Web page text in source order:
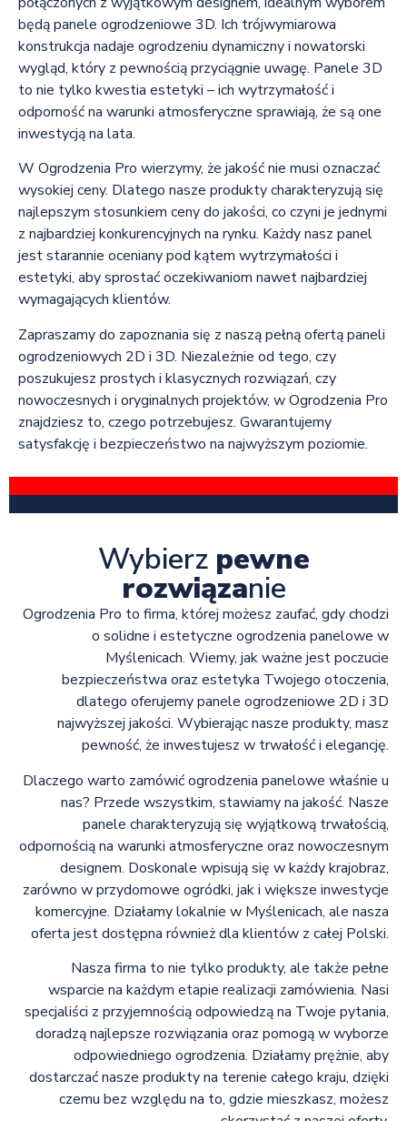
będą panele ogrodzeniowe 3D. Ich trójwymiarowa
konstrukcja nadaje ogrodzeniu dynamiczny i nowatorski
wygląd, który z pewnością przyciągnie uwagę. Panele 3D
to nie tylko kwestia estetyki – ich wytrzymałość i
odporność na warunki atmosferyczne sprawiają, że są one
inwestycją na lata.
W Ogrodzenia Pro wierzymy, że jakość nie musi oznaczać
wysokiej ceny. Dlatego nasze produkty charakteryzują się
najlepszym stosunkiem ceny do jakości, co czyni je jednymi
z najbardziej konkurencyjnych na rynku. Każdy nasz panel
jest starannie oceniany pod kątem wytrzymałości i
estetyki, aby sprostać oczekiwaniom nawet najbardziej
wymagających klientów.
Zapraszamy do zapoznania się z naszą pełną ofertą paneli
ogrodzeniowych 2D i 3D. Niezależnie od tego, czy
poszukujesz prostych i klasycznych rozwiązań, czy
nowoczesnych i oryginalnych projektów, w Ogrodzenia Pro
znajdziesz to, czego potrzebujesz. Gwarantujemy
satysfakcję i bezpieczeństwo na najwyższym poziomie.
Wybierz pewne
rozwiązanie
Ogrodzenia Pro to firma, której możesz zaufać, gdy chodzi
o solidne i estetyczne ogrodzenia panelowe w
Myślenicach. Wiemy, jak ważne jest poczucie
bezpieczeństwa oraz estetyka Twojego otoczenia,
dlatego oferujemy panele ogrodzeniowe 2D i 3D
najwyższej jakości. Wybierając nasze produkty, masz
pewność, że inwestujesz w trwałość i elegancję.
Dlaczego warto zamówić ogrodzenia panelowe właśnie u
nas? Przede wszystkim, stawiamy na jakość. Nasze
panele charakteryzują się wyjątkową trwałością,
odpornością na warunki atmosferyczne oraz nowoczesnym
designem. Doskonale wpisują się w każdy krajobraz,
zarówno w przydomowe ogródki, jak i większe inwestycje
komercyjne. Działamy lokalnie w Myślenicach, ale nasza
oferta jest dostępna również dla klientów z całej Polski.
Nasza firma to nie tylko produkty, ale także pełne
wsparcie na każdym etapie realizacji zamówienia. Nasi
specjaliści z przyjemnością odpowiedzą na Twoje pytania,
doradzą najlepsze rozwiązania oraz pomogą w wyborze
odpowiedniego ogrodzenia. Działamy prężnie, aby
dostarczać nasze produkty na terenie całego kraju, dzięki
czemu bez względu na to, gdzie mieszkasz, możesz